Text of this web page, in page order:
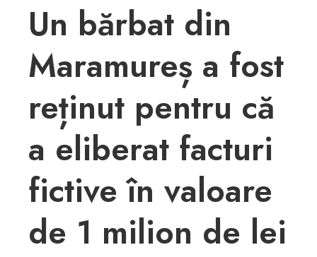
Un bărbat din
Maramureș a fost
reținut pentru că
a eliberat facturi
fictive în valoare
de 1 milion de lei